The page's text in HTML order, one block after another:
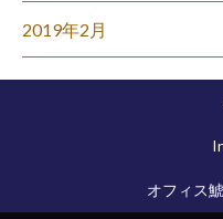
2019年2月
オフィス